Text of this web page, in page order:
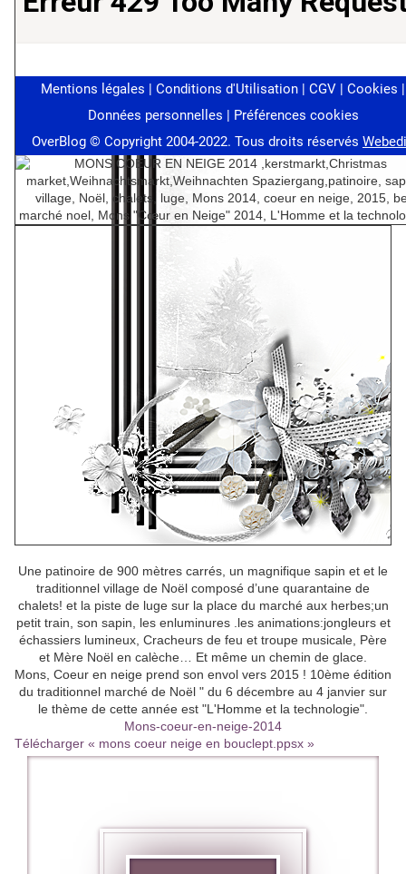
Une patinoire de 900 mètres carrés, un magnifique sapin et et le
traditionnel village de Noël composé d’une quarantaine de
chalets! et la piste de luge sur la place du marché aux herbes;un
petit train, son sapin, les enluminures .les animations:jongleurs et
échassiers lumineux, Cracheurs de feu et troupe musicale, Père
et Mère Noël en calèche… Et même un chemin de glace.
Mons, Coeur en neige prend son envol vers 2015 ! 10ème édition
du traditionnel marché de Noël " du 6 décembre au 4 janvier sur
le thème de cette année est "L'Homme et la technologie".
Mons-coeur-en-neige-2014
Télécharger « mons coeur neige en bouclept.ppsx »